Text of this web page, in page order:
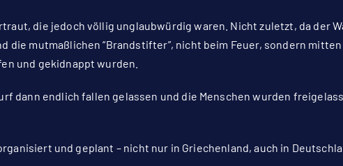
die jedoch völlig unglaubwürdig waren. Nicht zuletzt, da der
die mutmaßlichen “Brandstifter”, nicht beim Feuer, sondern
und gekidnappt wurden.
dann endlich fallen gelassen und die Menschen wurden
und geplant – nicht nur in Griechenland, auch in